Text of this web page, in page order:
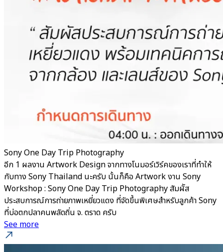
Sony One Day Trip Photography
อีก 1 ผลงาน Artwork Design จากทางโนมอร์เวิร์คของเราที่ทำให้
กับทาง Sony Thailand นะครับ นั้นก็คือ Artwork งาน Sony
Workshop : Sony One Day Trip Photography สัมผััส
ประสบการณ์การถ่ายภาพเหยี่ยวแดง ที่จัดขึ้นพิเศษสำหรับลูกค้า Sony
ที่บ่อตกปลาคนพลัดถิ่น จ. ตราด ครับ
See more